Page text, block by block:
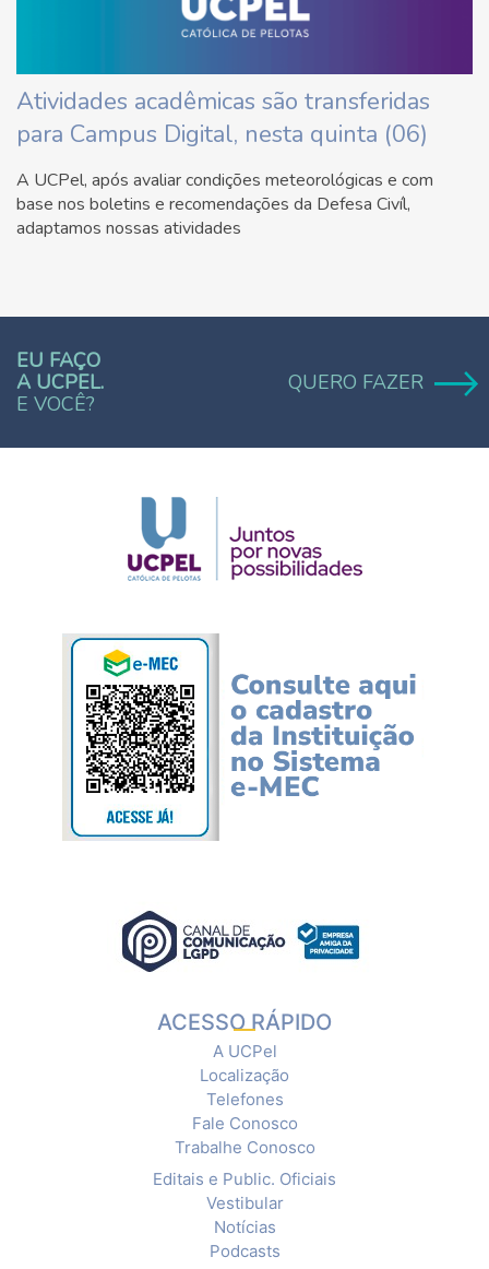
Atividades acadêmicas são transferidas
para Campus Digital, nesta quinta (06)
A UCPel, após avaliar condições meteorológicas e com
base nos boletins e recomendações da Defesa Civíl,
adaptamos nossas atividades
EU FAÇO
A UCPEL.
E VOCÊ?
QUERO FAZER
ACESSO RÁPIDO
A UCPel
Localização
Telefones
Fale Conosco
Trabalhe Conosco
Editais e Public. Oficiais
Vestibular
Notícias
Podcasts